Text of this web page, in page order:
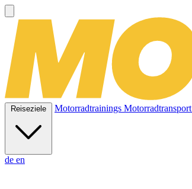
Reiseziele Motorradtrainings Motorradtransport
de en